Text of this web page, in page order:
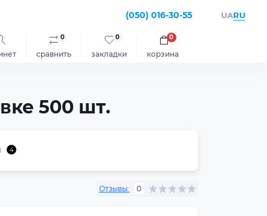
(050) 016-30-55 UARU
сравнить
0
закладки
0
корзина
0
500 шт.
4
Отзывы: 0